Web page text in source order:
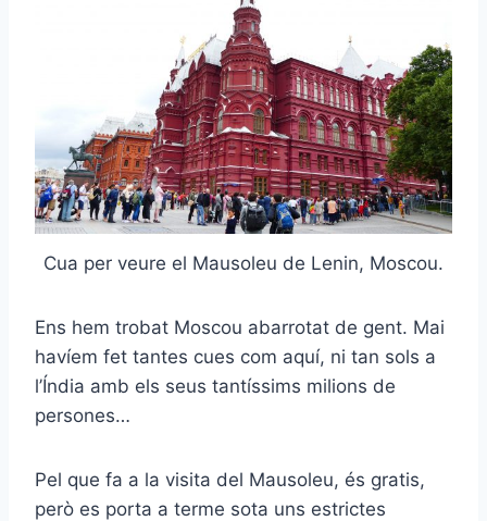
Cua per veure el Mausoleu de Lenin, Moscou.
Ens hem trobat Moscou abarrotat de gent. Mai
havíem fet tantes cues com aquí, ni tan sols a
l’Índia amb els seus tantíssims milions de
persones…
Pel que fa a la visita del Mausoleu, és gratis,
però es porta a terme sota uns estrictes